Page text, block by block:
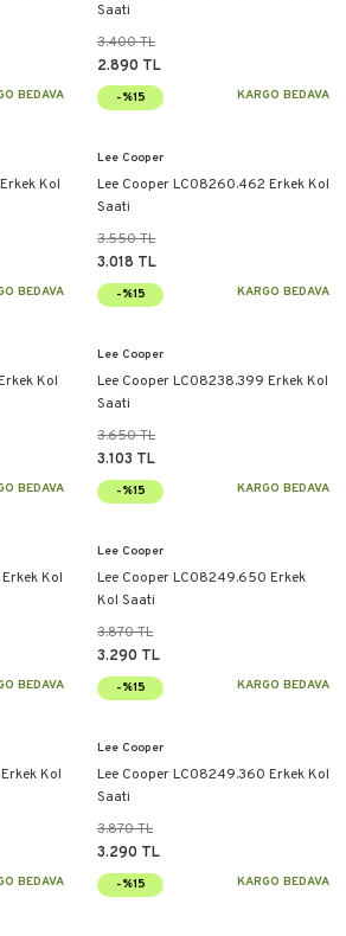
BEDAVA
Saati
3.400 TL
2.890 TL
-%15 KARGO BEDAVA
Kol
BEDAVA
Lee Cooper
Lee Cooper LC08260.462 Erkek Kol
Saati
3.550 TL
3.018 TL
-%15 KARGO BEDAVA
Kol
BEDAVA
Lee Cooper
Lee Cooper LC08238.399 Erkek Kol
Saati
3.650 TL
3.103 TL
-%15 KARGO BEDAVA
Kol
BEDAVA
Lee Cooper
Lee Cooper LC08249.650 Erkek
Kol Saati
3.870 TL
3.290 TL
-%15 KARGO BEDAVA
Kol
BEDAVA
Lee Cooper
Lee Cooper LC08249.360 Erkek Kol
Saati
3.870 TL
3.290 TL
-%15 KARGO BEDAVA